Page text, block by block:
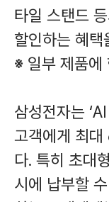
타일 스탠드
할인하는 혜택
※ 일부 제품에
삼성전자는
고객에게 최
다. 특히 초대
시에 납부할